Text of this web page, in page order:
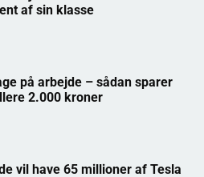
af sin klasse
på arbejde – sådan sparer
2.000 kroner
vil have 65 millioner af Tesla